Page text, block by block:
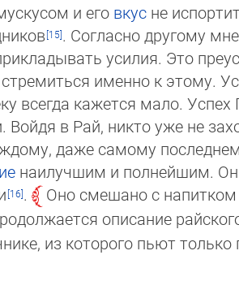
и его вкус не
. Согласно другому
усилия. Это
именно к этому.
всегда кажется мало.
в Рай, никто уже не
даже самому
наилуч­шим и полнейшим. Он
.
Оно смешано с
описание
из которого пьют